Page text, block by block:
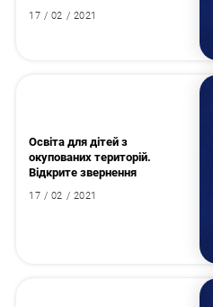
17 / 02 / 2021
Освіта для дітей з
окупованих територій.
Відкрите звернення
17 / 02 / 2021